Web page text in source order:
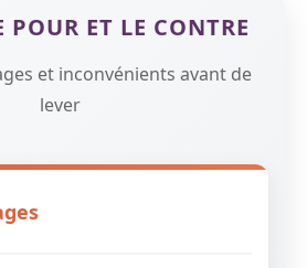
POUR ET LE CONTRE
et inconvénients avant de
lever